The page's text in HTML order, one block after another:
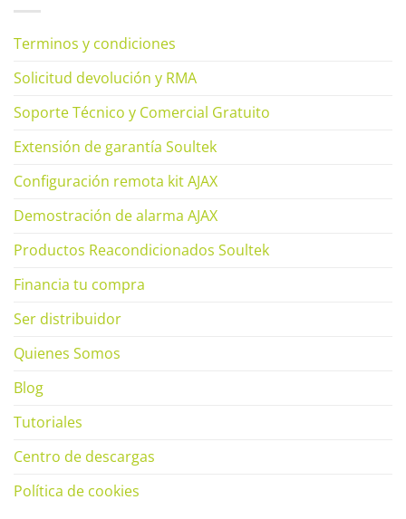
Terminos y condiciones
Solicitud devolución y RMA
Soporte Técnico y Comercial Gratuito
Extensión de garantía Soultek
Configuración remota kit AJAX
Demostración de alarma AJAX
Productos Reacondicionados Soultek
Financia tu compra
Ser distribuidor
Quienes Somos
Blog
Tutoriales
Centro de descargas
Política de cookies